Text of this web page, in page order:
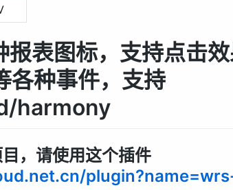
表图标，支持点击效
各种事件，支持
harmony
，请使用这个插件